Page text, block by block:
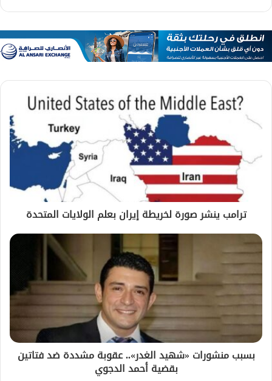
ترامب ينشر صورة لخريطة إيران بعلم الولايات المتحدة
بسبب منشورات «شهيد الغدر».. عقوبة مشددة ضد فتاتين
بقضية أحمد الدجوي